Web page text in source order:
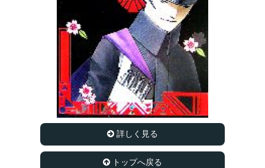
詳しく見る
トップへ戻る